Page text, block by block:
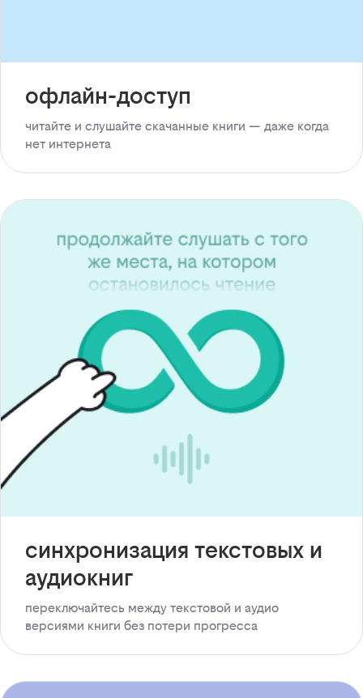
офлайн-доступ
читайте и слушайте скачанные книги — даже когда
нет интернета
синхронизация текстовых и
аудиокниг
переключайтесь между текстовой и аудио
версиями книги без потери прогресса